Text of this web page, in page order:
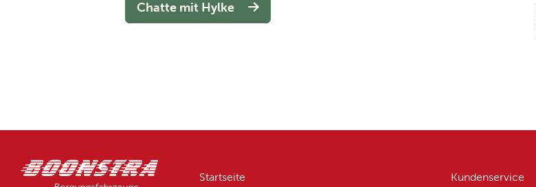
Chatte mit Hylke
Startseite
Kundenservice